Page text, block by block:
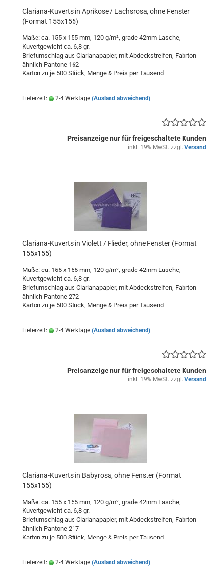
Clariana-Kuverts in Aprikose / Lachsrosa, ohne Fenster
(Format 155x155)
Maße: ca. 155 x 155 mm, 120 g/m², grade 42mm Lasche,
Kuvertgewicht ca. 6,8 gr.
Briefumschlag aus Clarianapapier, mit Abdeckstreifen, Fabrton
ähnlich Pantone 162
Karton zu je 500 Stück, Menge & Preis per Tausend
Lieferzeit: 2-4 Werktage (Ausland abweichend)
Preisanzeige nur für freigeschaltete Kunden
inkl. 19% MwSt. zzgl. Versand
Clariana-Kuverts in Violett / Flieder, ohne Fenster (Format
155x155)
Maße: ca. 155 x 155 mm, 120 g/m², grade 42mm Lasche,
Kuvertgewicht ca. 6,8 gr.
Briefumschlag aus Clarianapapier, mit Abdeckstreifen, Fabrton
ähnlich Pantone 272
Karton zu je 500 Stück, Menge & Preis per Tausend
Lieferzeit: 2-4 Werktage (Ausland abweichend)
Preisanzeige nur für freigeschaltete Kunden
inkl. 19% MwSt. zzgl. Versand
Clariana-Kuverts in Babyrosa, ohne Fenster (Format
155x155)
Maße: ca. 155 x 155 mm, 120 g/m², grade 42mm Lasche,
Kuvertgewicht ca. 6,8 gr.
Briefumschlag aus Clarianapapier, mit Abdeckstreifen, Fabrton
ähnlich Pantone 217
Karton zu je 500 Stück, Menge & Preis per Tausend
Lieferzeit: 2-4 Werktage (Ausland abweichend)